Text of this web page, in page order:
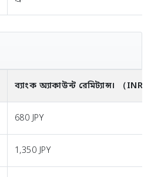
ব্যাংক অ্যাকাউন্ট রেমিট্যান্স। （INR）
680 JPY
1,350 JPY